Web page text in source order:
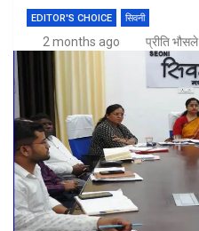
EDITOR'S CHOICE सिवनी
2 months ago प्रीति भौसले